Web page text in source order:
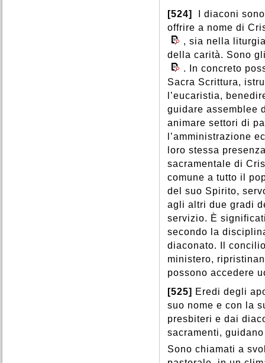
[524]
I diaconi
offrire a nome di
, sia nella
della carità. Sono
. In concreto
Sacra Scrittura,
l’eucaristia,
guidare assemblee
animare settori di
l’amministrazione
loro stessa
sacramentale di
comune a tutto il
del suo Spirito,
agli altri due gradi
servizio. È
secondo la
diaconato. Il
ministero,
possono accedere
[525] Eredi degli
suo nome e con la
presbiteri e dai
sacramenti,
Sono chiamati a